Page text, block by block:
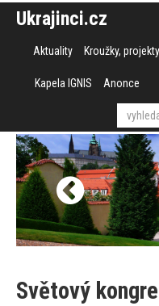
Ukrajinci.cz
Aktuality Kroužky, projekty
Kapela IGNIS Anonce
Světový